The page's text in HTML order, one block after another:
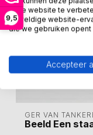
9,5
GER VAN
Beeld Een
onze website te
geweldige website-
die we gebruiken opent
Accepteer